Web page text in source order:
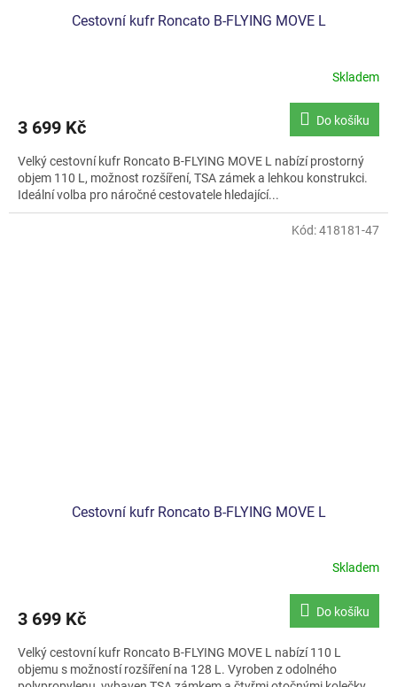
Cestovní kufr Roncato B-FLYING MOVE L
Skladem
3 699 Kč Do košíku
Velký cestovní kufr Roncato B-FLYING MOVE L nabízí prostorný
objem 110 L, možnost rozšíření, TSA zámek a lehkou konstrukci.
Ideální volba pro náročné cestovatele hledající...
Cestovní kufr Roncato B-FLYING MOVE L
Skladem
3 699 Kč Do košíku
Velký cestovní kufr Roncato B-FLYING MOVE L nabízí 110 L
objemu s možností rozšíření na 128 L. Vyroben z odolného
Kód:418181-47